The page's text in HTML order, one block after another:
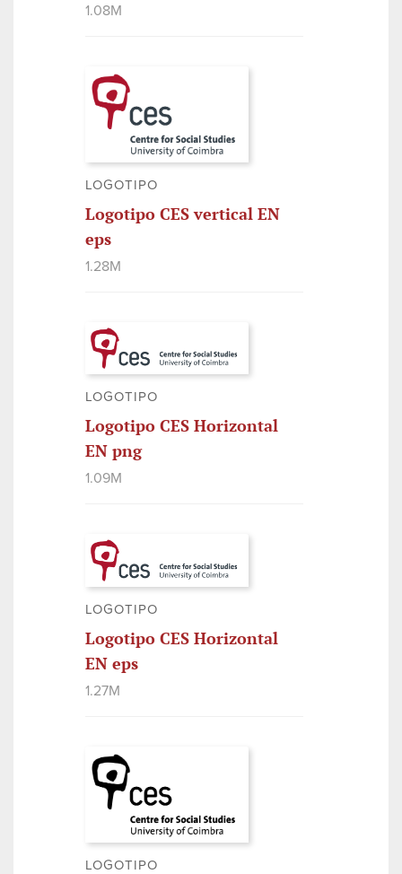
1.08M
LOGOTIPO
Logotipo CES vertical EN
eps
1.28M
LOGOTIPO
Logotipo CES Horizontal
EN png
1.09M
LOGOTIPO
Logotipo CES Horizontal
EN eps
1.27M
LOGOTIPO